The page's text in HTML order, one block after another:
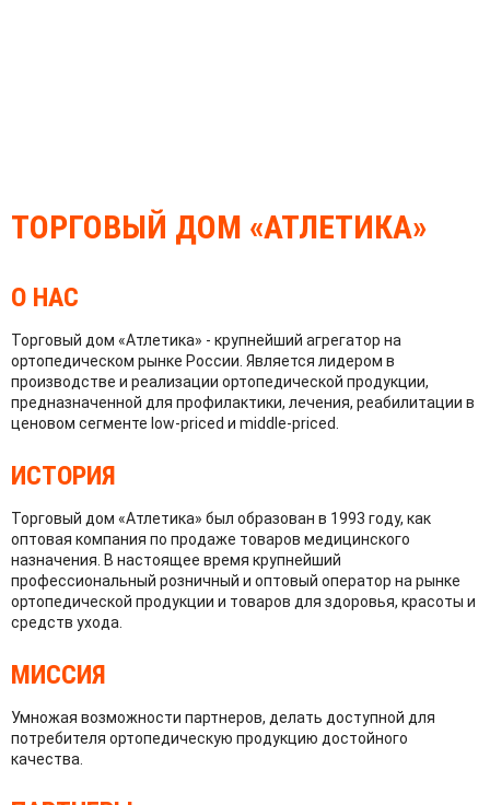
ТОРГОВЫЙ ДОМ «АТЛЕТИКА»
О НАС
Торговый дом «Атлетика» - крупнейший агрегатор на
ортопедическом рынке России. Является лидером в
производстве и реализации ортопедической продукции,
предназначенной для профилактики, лечения, реабилитации в
ценовом сегменте low-priced и middle-priced.
ИСТОРИЯ
Торговый дом «Атлетика» был образован в 1993 году, как
оптовая компания по продаже товаров медицинского
назначения. В настоящее время крупнейший
профессиональный розничный и оптовый оператор на рынке
ортопедической продукции и товаров для здоровья, красоты и
средств ухода.
МИССИЯ
Умножая возможности партнеров, делать доступной для
потребителя ортопедическую продукцию достойного
качества.